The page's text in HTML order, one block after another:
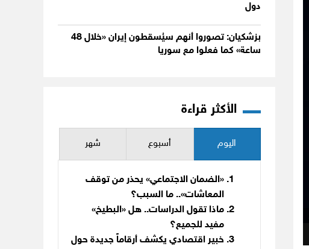
دول
بزشكيان: تصوروا أنهم سيُسقطون إيران «خلال 48
ساعة» كما فعلوا مع سوريا
الأكثر قراءة
اليوم أسبوع شهر
«الضمان الاجتماعي» يحذر من توقف
المعاشات».. ما السبب؟
ماذا تقول الدراسات.. هل «البطيخ»
مفيد للجميع؟
خبير اقتصادي يكشف أرقاماً جديدة حول